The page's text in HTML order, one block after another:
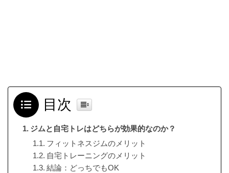
目次
ジムと自宅トレはどちらが効果的なのか？
フィットネスジムのメリット
自宅トレーニングのメリット
結論：どっちでもOK